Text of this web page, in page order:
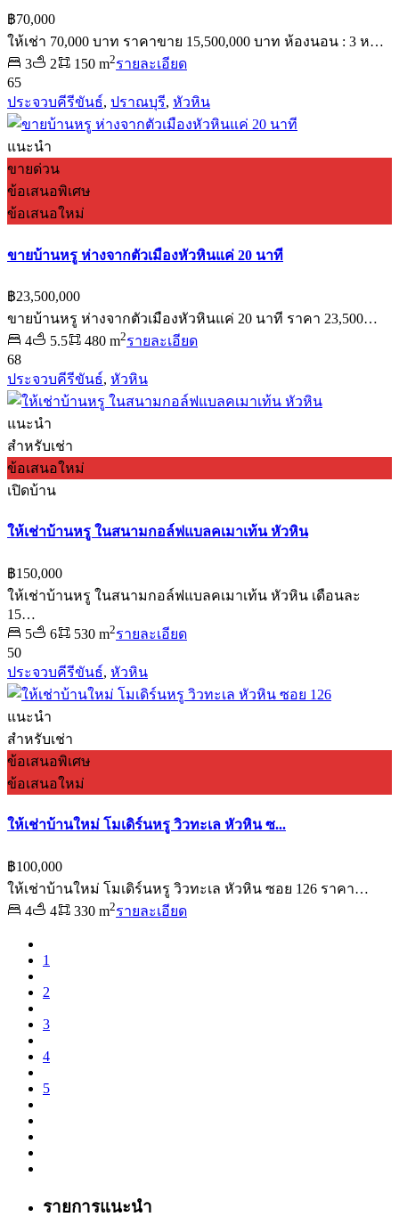
฿70,000
ให้เช่า 70,000 บาท ราคาขาย 15,500,000 บาท ห้องนอน : 3 ห…
3
2 150 m2รายละเอียด
65
ประจวบคีรีขันธ์, ปราณบุรี, หัวหิน
แนะนำ
ขายด่วน
ข้อเสนอพิเศษ
ข้อเสนอใหม่
ขายบ้านหรู ห่างจากตัวเมืองหัวหินแค่ 20 นาที
฿23,500,000
ขายบ้านหรู ห่างจากตัวเมืองหัวหินแค่ 20 นาที ราคา 23,500…
4
5.5 480 m2รายละเอียด
68
ประจวบคีรีขันธ์, หัวหิน
แนะนำ
สำหรับเช่า
ข้อเสนอใหม่
เปิดบ้าน
ให้เช่าบ้านหรู ในสนามกอล์ฟแบลคเมาเท้น หัวหิน
฿150,000
ให้เช่าบ้านหรู ในสนามกอล์ฟแบลคเมาเท้น หัวหิน เดือนละ
15…
5
6 530 m2รายละเอียด
50
ประจวบคีรีขันธ์, หัวหิน
แนะนำ
สำหรับเช่า
ข้อเสนอพิเศษ
ข้อเสนอใหม่
ให้เช่าบ้านใหม่ โมเดิร์นหรู วิวทะเล หัวหิน ซ...
฿100,000
ให้เช่าบ้านใหม่ โมเดิร์นหรู วิวทะเล หัวหิน ซอย 126 ราคา…
4
4 330 m2รายละเอียด
1
2
3
4
5
รายการแนะนำ